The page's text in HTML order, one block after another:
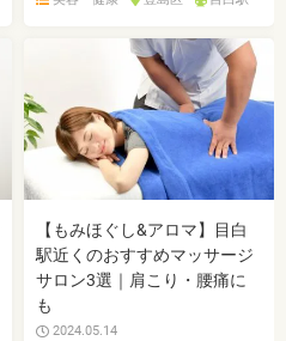
【もみほぐし&アロマ】目白
駅近くのおすすめマッサージ
サロン3選｜肩こり・腰痛に
も
2024.05.14